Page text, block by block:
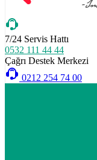
7/24 Servis Hattı
0532 111 44 44
Çağrı Destek Merkezi
0212 254 74 00